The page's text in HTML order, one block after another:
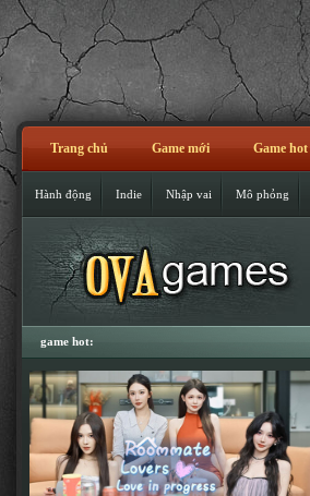
Trang chủ Game mới Game hot
Hành động Indie Nhập vai Mô phỏng
game hot: